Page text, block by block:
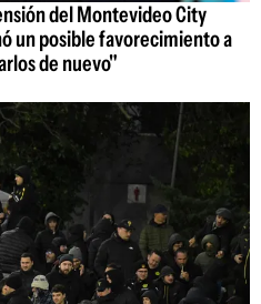
del Montevideo City
un posible favorecimiento a
de nuevo"